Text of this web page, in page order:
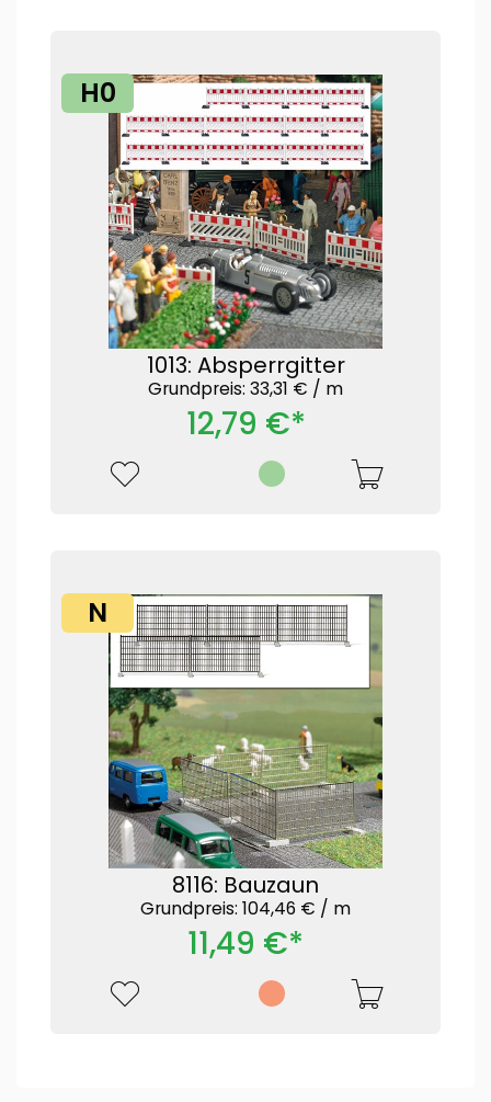
H0
1013: Absperrgitter
Grundpreis: 33,31 € / m
12,79 €*
N
8116: Bauzaun
Grundpreis: 104,46 € / m
11,49 €*